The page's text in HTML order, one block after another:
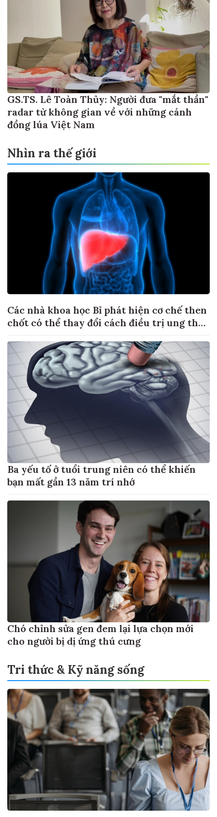
GS.TS. Lê Toàn Thủy: Người đưa "mắt thần"
radar từ không gian về với những cánh
đồng lúa Việt Nam
Nhìn ra thế giới
Các nhà khoa học Bỉ phát hiện cơ chế then
chốt có thể thay đổi cách điều trị ung thư
Ba yếu tố ở tuổi trung niên có thể khiến
bạn mất gần 13 năm trí nhớ
Chó chỉnh sửa gen đem lại lựa chọn mới
cho người bị dị ứng thú cưng
Tri thức & Kỹ năng sống